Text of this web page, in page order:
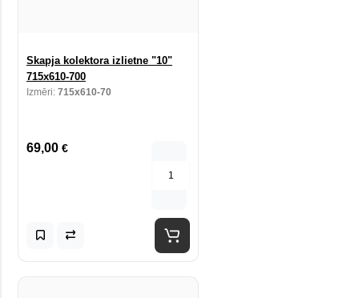
Skapja kolektora izlietne "10"
715x610-700
Izmēri: 715x610-70
69,00 €